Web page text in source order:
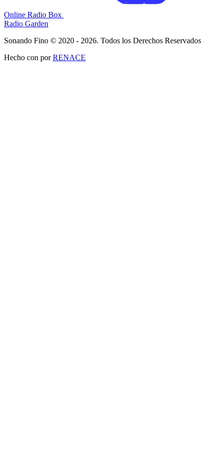
Online Radio Box
Radio Garden
Sonando Fino © 2020 - 2026. Todos los Derechos Reservados
Hecho con porRENACE